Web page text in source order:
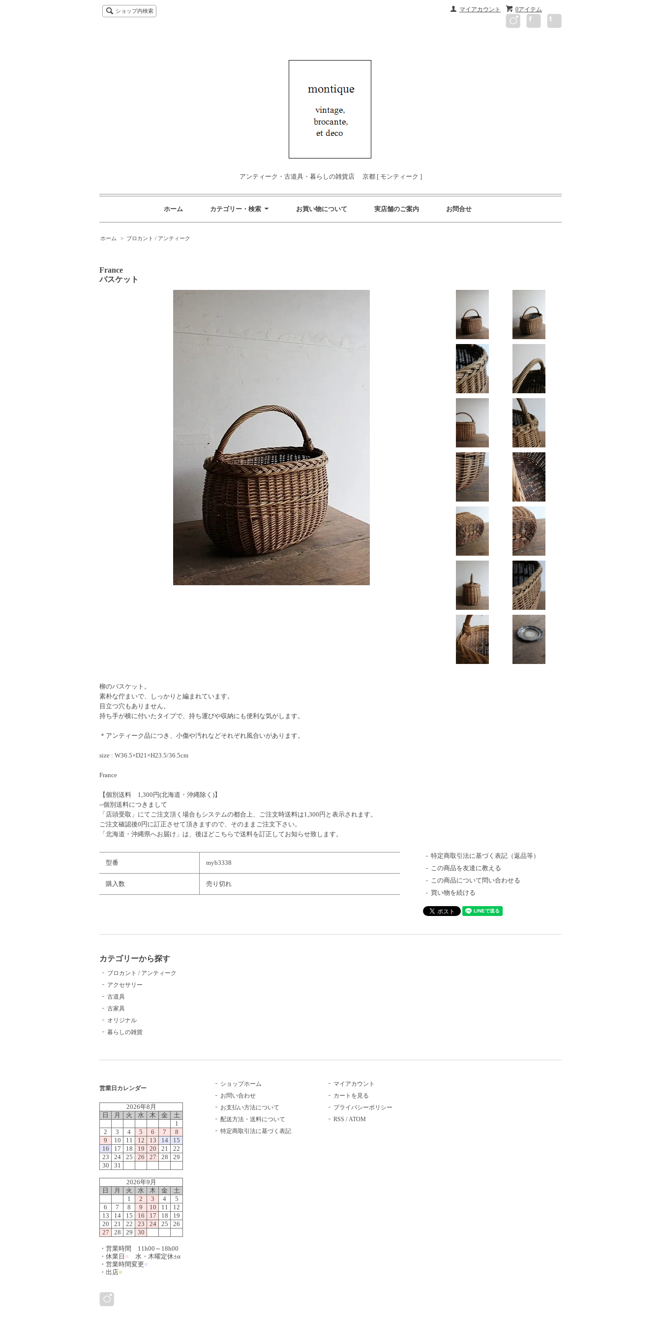
0アイテム
マイアカウント
ショップ内検索
アンティーク・古道具・暮らしの雑貨店 京都 [ モンティーク ]
ホーム カテゴリー・検索 お買い物について 実店舗のご案内 お問合せ
ホーム > ブロカント / アンティーク
France
バスケット
柳のバスケット。
素朴な佇まいで、しっかりと編まれています。
目立つ穴もありません。
持ち手が横に付いたタイプで、持ち運びや収納にも便利な気がします。
＊アンティーク品につき、小傷や汚れなどそれぞれ風合いがあります。
size : W36.5×D21×H23.5/36.5cm
France
【個別送料 1,300円(北海道・沖縄除く)】
--個別送料につきまして
「店頭受取」にてご注文頂く場合もシステムの都合上、ご注文時送料は1,300円と表示されます。
ご注文確認後0円に訂正させて頂きますので、そのままご注文下さい。
「北海道・沖縄県へお届け」は、後ほどこちらで送料を訂正してお知らせ致します。
型番 myb3338
購入数 売り切れ
特定商取引法に基づく表記（返品等）
この商品を友達に教える
この商品について問い合わせる
買い物を続ける
カテゴリーから探す
ブロカント / アンティーク
アクセサリー
古道具
古家具
オリジナル
暮らしの雑貨
営業日カレンダー
2026年8月
日
月 火 水 木 金
土
1
2
3 4 5 6 7
8
9
10 11 12 13 14
15
16
17 18 19 20 21
22
23
24 25 26 27 28
29
30
31
2026年9月
日
月 火 水 木 金
土
1
2 3 4
5
6
7 8 9 10 11
12
13
14 15 16 17 18
19
20
21 22 23 24 25
26
27
28 29 30
・営業時間 11h00～18h00
・休業日 ■ 水・木曜定休±α
・営業時間変更■
・出店■
ショップホーム
お問い合わせ
お支払い方法について
配送方法・送料について
特定商取引法に基づく表記
マイアカウント
カートを見る
プライバシーポリシー
RSS /ATOM